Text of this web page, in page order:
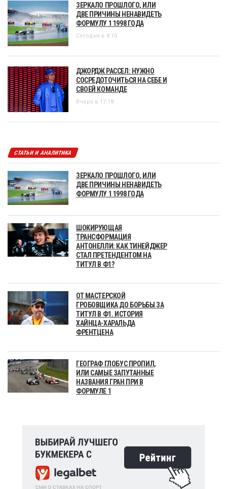
ЗЕРКАЛО ПРОШЛОГО, ИЛИ
ДВЕ ПРИЧИНЫ НЕНАВИДЕТЬ
ФОРМУЛУ 1 1998 ГОДА
Сегодня в 8:10
ДЖОРДЖ РАССЕЛ: НУЖНО
СОСРЕДОТОЧИТЬСЯ НА СЕБЕ И
СВОЕЙ КОМАНДЕ
Вчера в 17:18
СТАТЬИ И АНАЛИТИКА
ЗЕРКАЛО ПРОШЛОГО, ИЛИ
ДВЕ ПРИЧИНЫ НЕНАВИДЕТЬ
ФОРМУЛУ 1 1998 ГОДА
ШОКИРУЮЩАЯ
ТРАНСФОРМАЦИЯ
АНТОНЕЛЛИ: КАК ТИНЕЙДЖЕР
СТАЛ ПРЕТЕНДЕНТОМ НА
ТИТУЛ В Ф1?
ОТ МАСТЕРСКОЙ
ГРОБОВЩИКА ДО БОРЬБЫ ЗА
ТИТУЛ В Ф1. ИСТОРИЯ
ХАЙНЦА-ХАРАЛЬДА
ФРЕНТЦЕНА
ГЕОГРАФ ГЛОБУС ПРОПИЛ,
ИЛИ САМЫЕ ЗАПУТАННЫЕ
НАЗВАНИЯ ГРАН ПРИ В
ФОРМУЛЕ 1